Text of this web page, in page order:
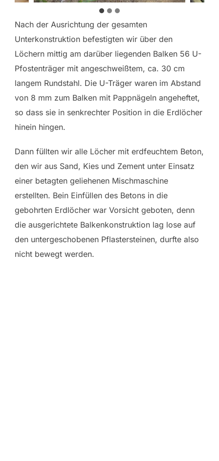
Nach der Ausrichtung der gesamten
Unterkonstruktion befestigten wir über den
Löchern mittig am darüber liegenden Balken 56 U-
Pfostenträger mit angeschweißtem, ca. 30 cm
langem Rundstahl. Die U-Träger waren im Abstand
von 8 mm zum Balken mit Pappnägeln angeheftet,
so dass sie in senkrechter Position in die Erdlöcher
hinein hingen.
Dann füllten wir alle Löcher mit erdfeuchtem Beton,
den wir aus Sand, Kies und Zement unter Einsatz
einer betagten geliehenen Mischmaschine
erstellten. Bein Einfüllen des Betons in die
gebohrten Erdlöcher war Vorsicht geboten, denn
die ausgerichtete Balkenkonstruktion lag lose auf
den untergeschobenen Pflastersteinen, durfte also
nicht bewegt werden.